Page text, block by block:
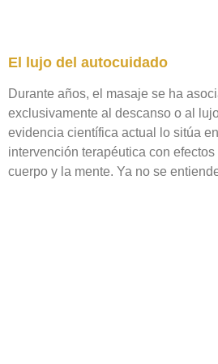
El lujo del autocuidado
Durante años, el masaje se ha
exclusivamente al descanso o al
evidencia científica actual lo sitúa
intervención terapéutica con efectos
cuerpo y la mente. Ya no se